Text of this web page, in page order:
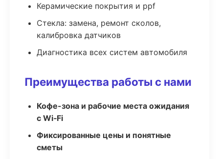
Керамические покрытия и ppf
Стекла: замена, ремонт сколов,
калибровка датчиков
Диагностика всех систем автомобиля
Преимущества работы с нами
Кофе-зона и рабочие места ожидания
с Wi‑Fi
Фиксированные цены и понятные
сметы